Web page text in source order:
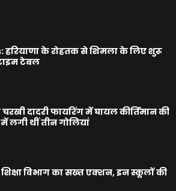
हरियाणा के रोहतक से शिमला के लिए शुरू
टेबल
दादरी फायरिंग में घायल कीर्तिमान की
लगी थीं तीन गोलियां
विभाग का सख्त एक्शन, इन स्कूलों की